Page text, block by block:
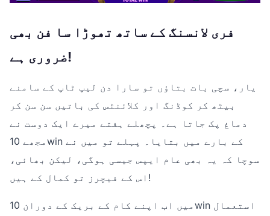
فری لانسنگ کے ساتھ تھوڑا سا فن بھی
ضروری ہے!
یار، سچی بات بتاؤں تو سارا دن لیپ ٹاپ کے سامنے
بیٹھ کر کوڈنگ اور کلائنٹس کی باتیں سن سن کر
دماغ پک جاتا ہے۔ پچھلے ہفتے میرے ایک دوست نے
مجھے 10win کے بارے میں بتایا۔ پہلے تو میں نے
سوچا کہ یہ بھی عام ایپس جیسی ہوگی، لیکن بھائی،
اس کے فیچرز تو کمال کے ہیں!
میں اب اپنے کام کے بریک کے دوران 10win استعمال